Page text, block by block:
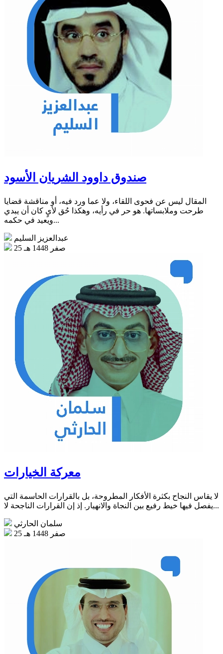
صندوق داوود الشريان الأسود
المقال ليس عن فحوى اللقاء، ولا عما ورد فيه، أو مناقشة قضايا
طرحت وملابساتها. هو حر في رأيه، وهكذا حُق لأيٍ كان أن يبدي
ويعيد في حكمه...
عبدالعزيز السليم
25 صفر 1448 هـ
معركة الخيارات
لا يقاس النجاح بكثرة الأفكار المطروحة، بل بالقرارات الحاسمة التي
يفصل فيها خيط رفيع بين النجاة والانهيار. إذ إن القرارات الناجحة لا...
سلمان الحارثي
25 صفر 1448 هـ